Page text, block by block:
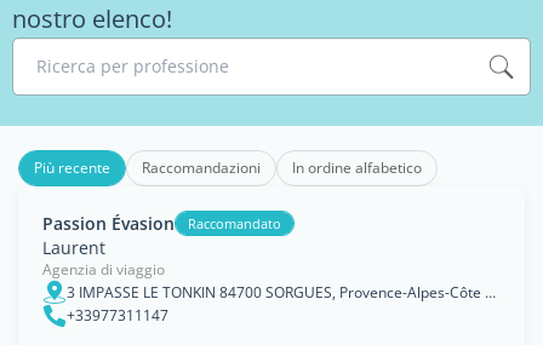
nostro elenco!
Ricerca per professione
Più recente Raccomandazioni In ordine alfabetico
Passion Évasion Raccomandato
Laurent
Agenzia di viaggio
3 IMPASSE LE TONKIN 84700 SORGUES, Provence-Alpes-Côte d'Azur
+33977311147